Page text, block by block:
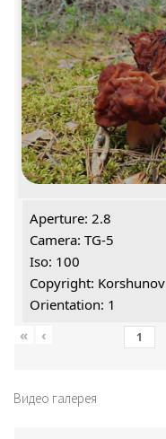
Aperture: 2.8
Camera: TG-5
Iso: 100
Copyright: Korshunov
Orientation: 1
«
‹
Видео галерея